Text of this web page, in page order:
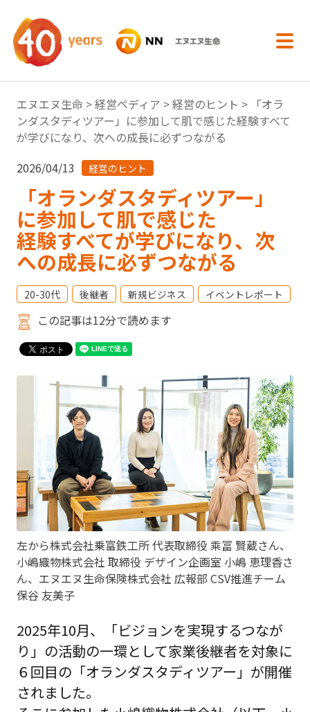
エヌエヌ生命 >経営ペディア >経営のヒント > 「オラ
ンダスタディツアー」に参加して肌で感じた経験すべて
が学びになり、次への成長に必ずつながる
2026/04/13
経営のヒント
「オランダスタディツアー」
に参加して肌で感じた
経験すべてが学びになり、次
への成長に必ずつながる
20-30代 後継者 新規ビジネス イベントレポート
この記事は12分で読めます
左から株式会社乗富鉄工所 代表取締役 乘冨 賢蔵さん、
小嶋織物株式会社 取締役 デザイン企画室 小嶋 恵理香さ
ん、エヌエヌ生命保険株式会社 広報部 CSV推進チーム
保谷 友美子
2025年10月、「ビジョンを実現するつなが
り」の活動の一環として家業後継者を対象に
６回目の「オランダスタディツアー」が開催
されました。